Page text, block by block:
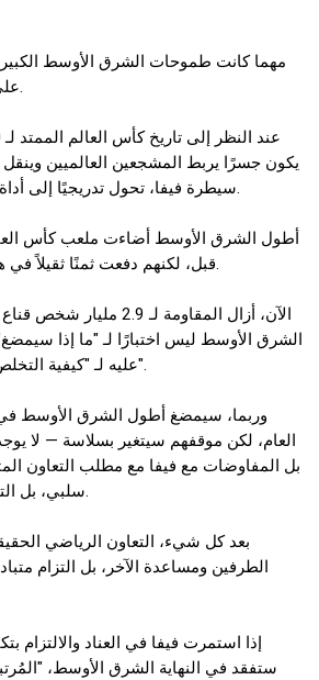
مهما كانت طموحات الشرق الأوسط
على منظمة رياضية جشعة.
يكون جسرًا يربط المشجعين العالميين
سيطرة فيفا، تحول تدريجيًا إلى أداة لاستحصال رأس المال.
أطول الشرق الأوسط أضاءت ملعب كأس
قبل، لكنهم دفعت ثمنًا ثقيلاً في هذه اللعبة غير المتكافئة.
الآن، أزال المقاومة لـ
الشرق الأوسط ليس اختبارًا لـ "ما إذا
عليه لـ "كيفية التخلص من مصير الاستحصال".
وربما، سيمضغ أطول الشرق الأوسط
العام، لكن موقفهم سيتغير بسلاسة — لا
بل المفاوضات مع فيفا مع مطلب التعاون
سلبي، بل التصديق النشط لحقوقهم.
بعد كل شيء، التعاون الرياضي
الطرفين ومساعدة الآخر، بل التزام
إذا استمرت فيفا في العناد والالتزام
ستفقد في النهاية الشرق الأوسط،